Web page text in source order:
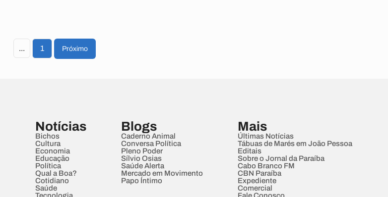
... 1 Próximo
Notícias
Bichos
Cultura
Economia
Educação
Política
Qual a Boa?
Cotidiano
Saúde
Blogs
Caderno Animal
Conversa Política
Pleno Poder
Sílvio Osias
Saúde Alerta
Mercado em Movimento
Papo Íntimo
Mais
Últimas Notícias
Tábuas de Marés em João Pessoa
Editais
Sobre o Jornal da Paraíba
Cabo Branco FM
CBN Paraíba
Expediente
Comercial